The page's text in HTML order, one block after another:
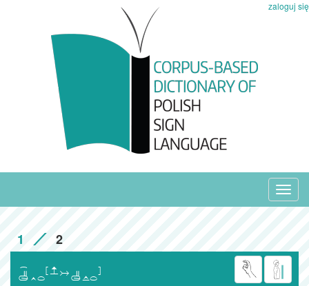
zaloguj się
1 2
